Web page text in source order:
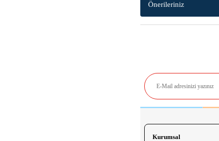
Önerileriniz
Bu ürünün fiyat bilgisi,
Ürün açıklamasında eksik
Ürün bilgilerinde hatalar
Kurumsal